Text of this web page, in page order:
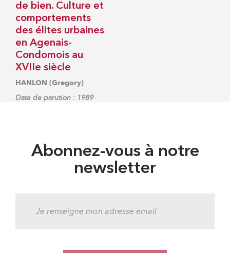
de bien. Culture et
comportements
des élites urbaines
en Agenais-
Condomois au
XVIIe siècle
HANLON (Gregory)
Date de parution : 1989
Abonnez-vous à notre
newsletter